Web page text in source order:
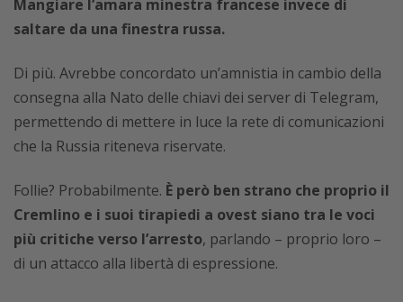
Mangiare l’amara minestra francese invece di
saltare da una finestra russa.
Di più. Avrebbe concordato un’amnistia in cambio della
consegna alla Nato delle chiavi dei server di Telegram,
permettendo di mettere in luce la rete di comunicazioni
che la Russia riteneva riservate.
Follie? Probabilmente. È però ben strano che proprio il
Cremlino e i suoi tirapiedi a ovest siano tra le voci
più critiche verso l’arresto, parlando – proprio loro –
di un attacco alla libertà di espressione.